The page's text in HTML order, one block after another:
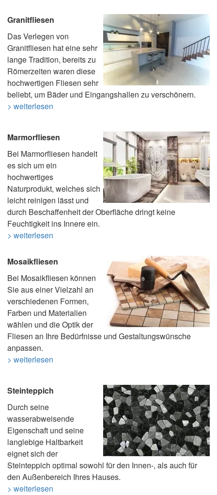
Granitfliesen
Das Verlegen von
Granitfliesen hat eine sehr
lange Tradition, bereits zu
Römerzeiten waren diese
hochwertigen Fliesen sehr
beliebt, um Bäder und Eingangshallen zu verschönern.
> weiterlesen
Marmorfliesen
Bei Marmorfliesen handelt
es sich um ein
hochwertiges
Naturprodukt, welches sich
leicht reinigen lässt und
durch Beschaffenheit der Oberfläche dringt keine
Feuchtigkeit ins Innere ein.
> weiterlesen
Mosaikfliesen
Bei Mosaikfliesen können
Sie aus einer Vielzahl an
verschiedenen Formen,
Farben und Materialien
wählen und die Optik der
Fliesen an Ihre Bedürfnisse und Gestaltungswünsche
anpassen.
> weiterlesen
Steinteppich
Durch seine
wasserabweisende
Eigenschaft und seine
langlebige Haltbarkeit
eignet sich der
Steinteppich optimal sowohl für den Innen-, als auch für
den Außenbereich Ihres Hauses.
> weiterlesen